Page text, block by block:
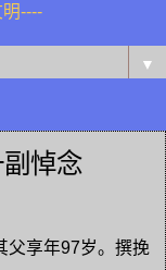
----
▼
悼念
享年97岁。撰挽